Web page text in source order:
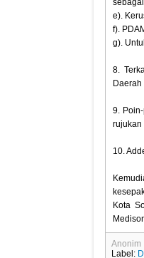
e).
f).
g).
8.
9.
rujukan
10.
Kota
Anonim
Label: